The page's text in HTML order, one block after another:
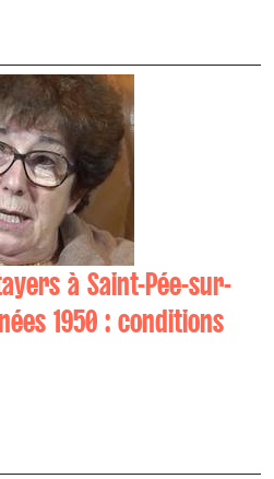
à Saint-Pée-sur-
1950 : conditions